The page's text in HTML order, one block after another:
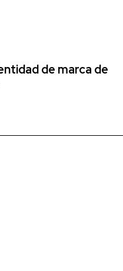
de marca de